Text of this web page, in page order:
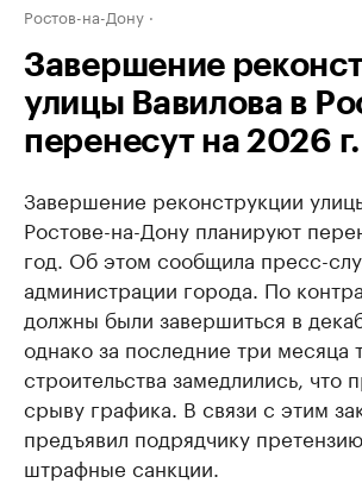
Ростов-на-Дону
Завершение
улицы Вавилова в
перенесут на 2026 г.
Завершение реконструкции
Ростове-на-Дону планируют
год. Об этом сообщила пресс-
администрации города. По
должны были завершиться в
однако за последние три месяца
строительства замедлились, что
срыву графика. В связи с этим
предъявил подрядчику
штрафные санкции.